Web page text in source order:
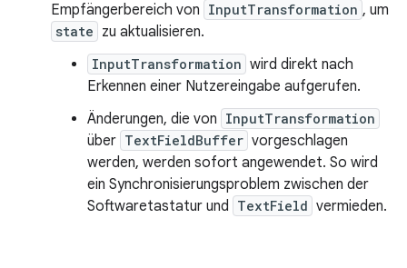
Empfängerbereich von InputTransformation , um
state zu aktualisieren.
InputTransformation wird direkt nach
Erkennen einer Nutzereingabe aufgerufen.
Änderungen, die von InputTransformation
über TextFieldBuffer vorgeschlagen
werden, werden sofort angewendet. So wird
ein Synchronisierungsproblem zwischen der
Softwaretastatur und TextField vermieden.